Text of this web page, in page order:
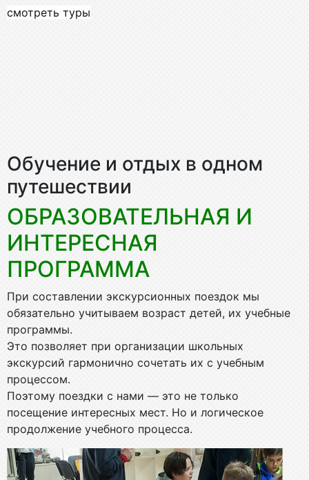
смотреть туры
Обучение и отдых в одном
путешествии
ОБРАЗОВАТЕЛЬНАЯ И
ИНТЕРЕСНАЯ
ПРОГРАММА
При составлении экскурсионных поездок мы
обязательно учитываем возраст детей, их учебные
программы.
Это позволяет при организации школьных
экскурсий гармонично сочетать их с учебным
процессом.
Поэтому поездки с нами — это не только
посещение интересных мест. Но и логическое
продолжение учебного процесса.